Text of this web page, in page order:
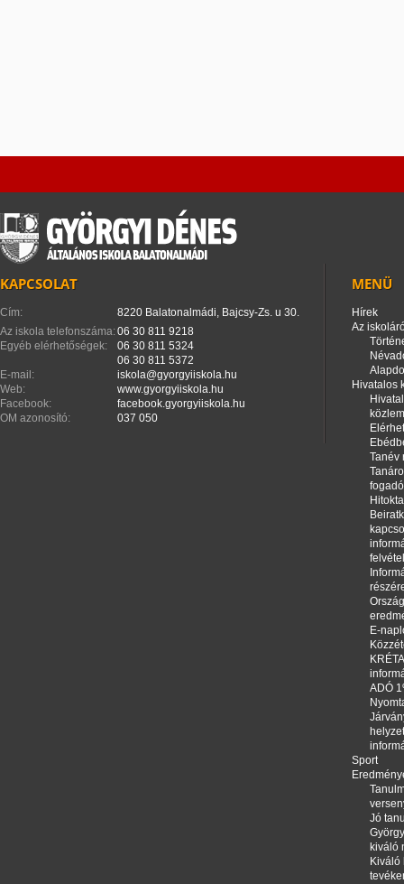
KAPCSOLAT
Cím:
8220 Balatonalmádi, Bajcsy-Zs. u 30.
Az iskola telefonszáma:06 30 811 9218
Egyéb elérhetőségek:
06 30 811 5324
06 30 811 5372
E-mail:
iskola@gyorgyiiskola.hu
Web:
www.gyorgyiiskola.hu
Facebook:
facebook.gyorgyiiskola.hu
OM azonosító:
037 050
MENÜ
Hírek
Az
Hivatalos
Tanév
E-
ADÓ
Sport
Jó
kiváló
Kiváló